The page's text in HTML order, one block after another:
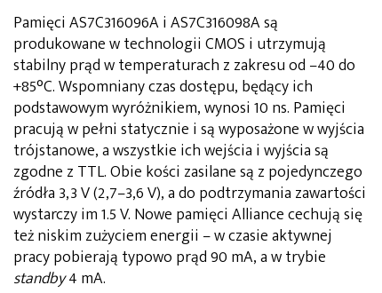
Pamięci AS7C316096A i AS7C316098A są
produkowane w technologii CMOS i utrzymują
stabilny prąd w temperaturach z zakresu od –40 do
+85°C. Wspomniany czas dostępu, będący ich
podstawowym wyróżnikiem, wynosi 10 ns. Pamięci
pracują w pełni statycznie i są wyposażone w wyjścia
trójstanowe, a wszystkie ich wejścia i wyjścia są
zgodne z TTL. Obie kości zasilane są z pojedynczego
źródła 3,3 V (2,7–3,6 V), a do podtrzymania zawartości
wystarczy im 1.5 V. Nowe pamięci Alliance cechują się
też niskim zużyciem energii – w czasie aktywnej
pracy pobierają typowo prąd 90 mA, a w trybie
standby4 mA.